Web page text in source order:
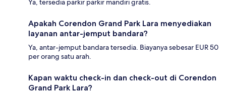
Ya, tersedia parkir parkir mandiri gratis.
Apakah Corendon Grand Park Lara menyediakan
layanan antar-jemput bandara?
Ya, antar-jemput bandara tersedia. Biayanya sebesar EUR 50
per orang satu arah.
Kapan waktu check-in dan check-out di Corendon
Grand Park Lara?